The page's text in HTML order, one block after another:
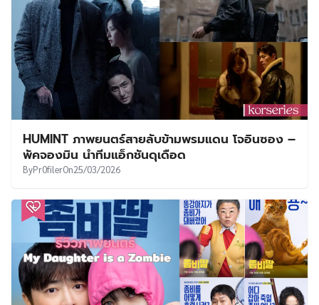
HUMINT ภาพยนตร์สายลับข้ามพรมแดน โจอินซอง –
พัคจองมิน นำทีมแอ็กชันดุเดือด
ByPr0filerOn25/03/2026